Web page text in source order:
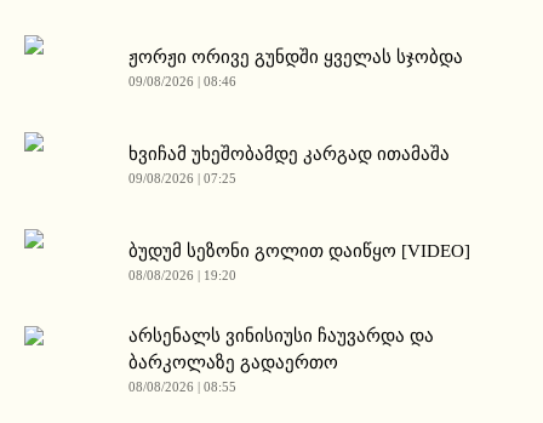
ჟორჟი ორივე გუნდში ყველას სჯობდა
09/08/2026 | 08:46
ხვიჩამ უხეშობამდე კარგად ითამაშა
09/08/2026 | 07:25
ბუდუმ სეზონი გოლით დაიწყო [VIDEO]
08/08/2026 | 19:20
არსენალს ვინისიუსი ჩაუვარდა და
ბარკოლაზე გადაერთო
08/08/2026 | 08:55